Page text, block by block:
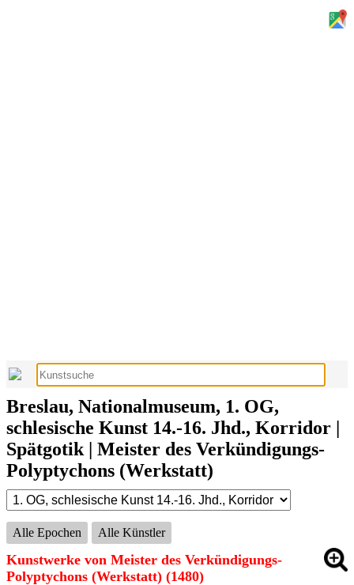
Breslau, Nationalmuseum, 1. OG,
schlesische Kunst 14.-16. Jhd., Korridor |
Spätgotik | Meister des Verkündigungs-
Polyptychons (Werkstatt)
Alle Epochen Alle Künstler
Kunstwerke von Meister des Verkündigungs-
Polyptychons (Werkstatt) (1480)